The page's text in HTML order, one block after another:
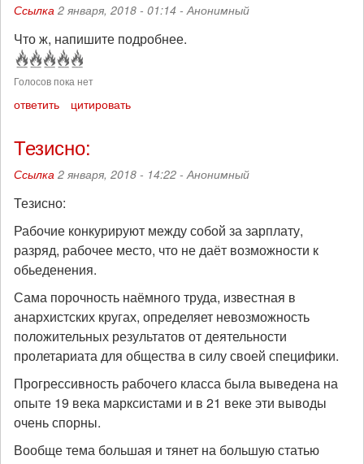
Ссылка 2 января, 2018 - 01:14 - Анонимный
Что ж, напишите подробнее.
Голосов пока нет
ответить цитировать
Тезисно:
Ссылка 2 января, 2018 - 14:22 - Анонимный
Тезисно:
Рабочие конкурируют между собой за зарплату,
разряд, рабочее место, что не даёт возможности к
обьеденения.
Сама порочность наёмного труда, известная в
анархистских кругах, определяет невозможность
положительных результатов от деятельности
пролетариата для общества в силу своей специфики.
Прогрессивность рабочего класса была выведена на
опыте 19 века марксистами и в 21 веке эти выводы
очень спорны.
Вообще тема большая и тянет на большую статью